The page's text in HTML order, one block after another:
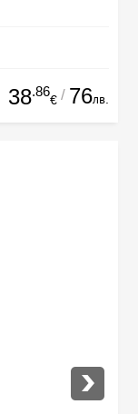
38.86
€ / 76лв.